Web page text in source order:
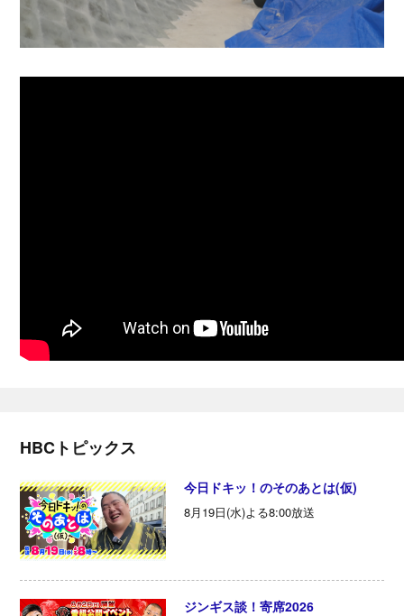
HBCトピックス
今日ドキッ！のそのあとは(仮)
8月19日(水)よる8:00放送
ジンギス談！寄席2026